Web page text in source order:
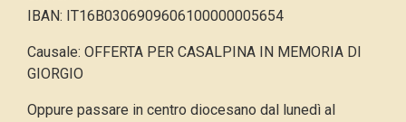
IBAN: IT16B0306909606100000005654
Causale: OFFERTA PER CASALPINA IN MEMORIA DI
GIORGIO
Oppure passare in centro diocesano dal lunedì al